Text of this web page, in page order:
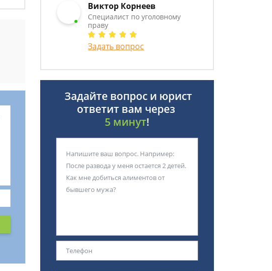
Виктор Корнеев
Cпециалист по уголовному
праву
Задать вопрос
Задайте вопрос и юрист
ответит вам через
5 минут!